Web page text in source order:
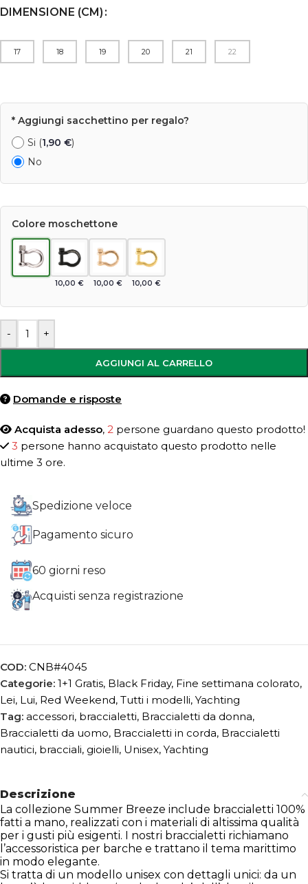
DIMENSIONE (CM)
17 18 19 20 21 22
* Aggiungi sacchettino per regalo?
Si (1,90 €)
No
Colore moschettone
10,00 € 10,00 € 10,00 €
- +
AGGIUNGI AL CARRELLO
Domande e risposte
Acquista adesso, 2 persone guardano questo prodotto!
3 persone hanno acquistato questo prodotto nelle
ultime 3 ore.
Spedizione veloce
Pagamento sicuro
60 giorni reso
Acquisti senza registrazione
COD: CNB#4045
Categorie: 1+1 Gratis, Black Friday, Fine settimana colorato,
Lei, Lui, Red Weekend, Tutti i modelli, Yachting
Tag: accessori, braccialetti, Braccialetti da donna,
Braccialetti da uomo, Braccialetti in corda, Braccialetti
nautici, bracciali, gioielli, Unisex, Yachting
Descrizione
La collezione Summer Breeze include braccialetti 100%
fatti a mano, realizzati con i materiali di altissima qualità
per i gusti più esigenti. I nostri braccialetti richiamano
l’accessoristica per barche e trattano il tema marittimo
in modo elegante.
Si tratta di un modello unisex con dettagli unici: da un